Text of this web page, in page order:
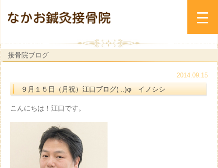
接骨院ブログ
2014.09.15
９月１５日（月祝）江口ブログ( ..)φ イノシシ
こんにちは！江口です。